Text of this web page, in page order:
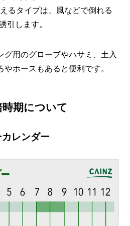
るタイプは、風などで倒れる
引します。
グ用のグローブやハサミ、土入
ホースもあると便利です。
期について
レンダー